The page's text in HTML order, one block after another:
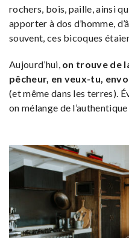
rochers, bois, paille, ainsi
apporter à dos d’homme,
souvent, ces bicoques
Aujourd’hui, on trouve de
pêcheur, en veux-tu,
(et même dans les terres).
on mélange de